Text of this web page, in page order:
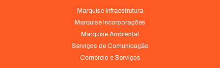
Marquise Infraestrutura
Marquise Incorporações
Marquise Ambiental
Serviços de Comunicação
Comércio e Serviços